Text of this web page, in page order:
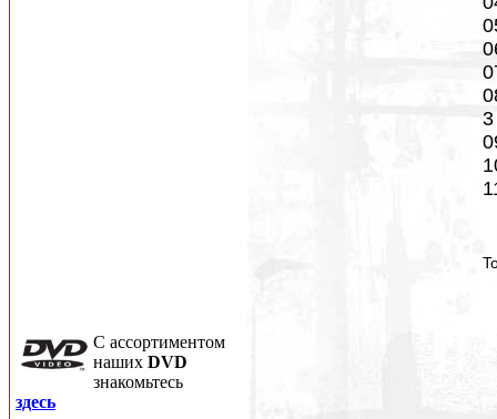
C ассортиментом
наших DVD
знакомьтесь
здесь